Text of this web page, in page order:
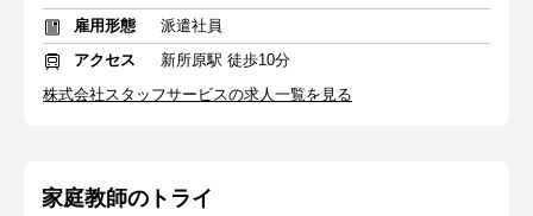
雇用形態
派遣社員
アクセス
新所原駅 徒歩10分
株式会社スタッフサービスの求人一覧を見る
家庭教師のトライ